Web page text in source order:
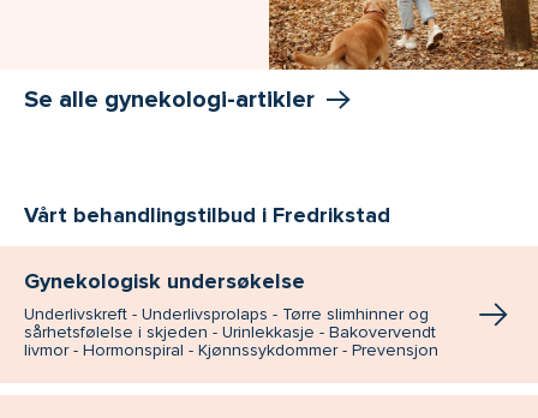
Se alle gynekologi-artikler
Vårt behandlingstilbud i Fredrikstad
Gynekologisk undersøkelse
Underlivskreft - Underlivsprolaps - Tørre slimhinner og
sårhetsfølelse i skjeden - Urinlekkasje - Bakovervendt
livmor - Hormonspiral - Kjønnssykdommer - Prevensjon